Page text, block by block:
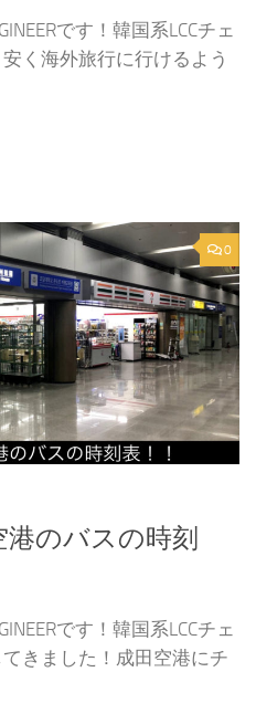
です！韓国系LCCチェ
く海外旅行に行けるよう
0
港のバスの時刻
です！韓国系LCCチェ
きました！成田空港にチ